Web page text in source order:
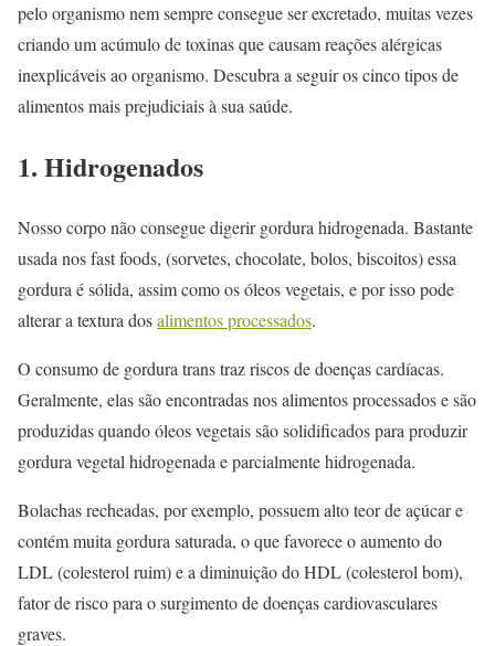
pelo organismo nem sempre consegue ser excretado, muitas vezes
criando um acúmulo de toxinas que causam reações alérgicas
inexplicáveis ao organismo. Descubra a seguir os cinco tipos de
alimentos mais prejudiciais à sua saúde.
1. Hidrogenados
Nosso corpo não consegue digerir gordura hidrogenada. Bastante
usada nos fast foods, (sorvetes, chocolate, bolos, biscoitos) essa
gordura é sólida, assim como os óleos vegetais, e por isso pode
alterar a textura dosalimentos processados.
O consumo de gordura trans traz riscos de doenças cardíacas.
Geralmente, elas são encontradas nos alimentos processados e são
produzidas quando óleos vegetais são solidificados para produzir
gordura vegetal hidrogenada e parcialmente hidrogenada.
Bolachas recheadas, por exemplo, possuem alto teor de açúcar e
contém muita gordura saturada, o que favorece o aumento do
LDL (colesterol ruim) e a diminuição do HDL (colesterol bom),
fator de risco para o surgimento de doenças cardiovasculares
graves.